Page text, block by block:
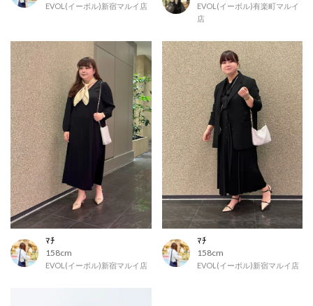
EVOL(イーボル)新宿マルイ店
EVOL(イーボル)有楽町マルイ
店
ﾏﾁ
158cm
EVOL(イーボル)新宿マルイ店
ﾏﾁ
158cm
EVOL(イーボル)新宿マルイ店